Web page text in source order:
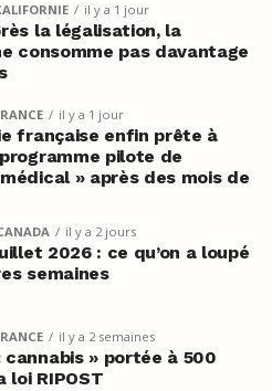
il y a 1 jour
la légalisation, la
consomme pas davantage
il y a 1 jour
française enfin prête à
pilote de
» après des mois de
il y a 2 jours
2026 : ce qu’on a loupé
semaines
il y a 2 semaines
cannabis » portée à 500
loi RIPOST